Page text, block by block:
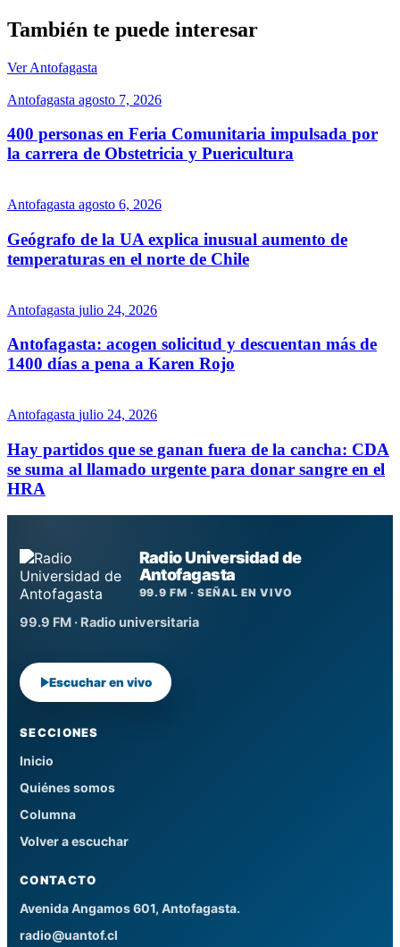
También te puede interesar
Ver Antofagasta
Antofagasta agosto 7, 2026
400 personas en Feria Comunitaria impulsada por
la carrera de Obstetricia y Puericultura
Antofagasta agosto 6, 2026
Geógrafo de la UA explica inusual aumento de
temperaturas en el norte de Chile
Antofagasta julio 24, 2026
Antofagasta: acogen solicitud y descuentan más de
1400 días a pena a Karen Rojo
Antofagasta julio 24, 2026
Hay partidos que se ganan fuera de la cancha: CDA
se suma al llamado urgente para donar sangre en el
HRA
Radio Universidad de
Antofagasta
99.9 FM · SEÑAL EN VIVO
99.9 FM · Radio universitaria
Escuchar en vivo
SECCIONES
Inicio
Quiénes somos
Columna
Volver a escuchar
CONTACTO
Avenida Angamos 601, Antofagasta.
radio@uantof.cl